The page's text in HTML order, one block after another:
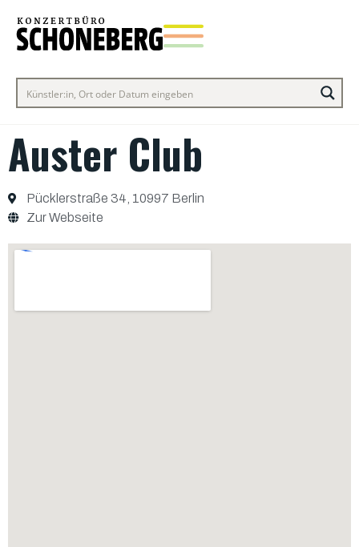
Auster Club
Pücklerstraße 34, 10997 Berlin
Zur Webseite